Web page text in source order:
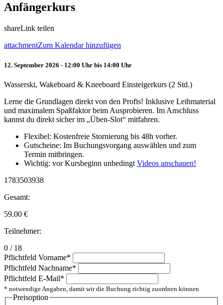
Anfängerkurs
shareLink teilen
attachmentZum Kalendar hinzufügen
12. September 2026 - 12:00 Uhr bis 14:00 Uhr
Wasserski, Wakeboard & Kneeboard Einsteigerkurs (2 Std.)
Lerne die Grundlagen direkt von den Profis! Inklusive Leihmaterial
und maximalem Spaßfaktor beim Ausprobieren. Im Anschluss
kannst du direkt sicher im „Üben-Slot“ mitfahren.
Flexibel: Kostenfreie Stornierung bis 48h vorher.
Gutscheine: Im Buchungsvorgang auswählen und zum
Termin mitbringen.
Wichtig: vor Kursbeginn unbedingt Videos anschauen!
1783503938
Gesamt:
59.00 €
Teilnehmer:
0 / 18
Pflichtfeld Vorname*
Pflichtfeld Nachname*
Pflichtfeld E-Mail*
* notwendige Angaben, damit wir die Buchung richtig zuordnen können
Preisoption